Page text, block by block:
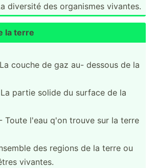
diversité des organismes vivantes.
la terre
couche de gaz au- dessous de la
partie solide du surface de la
- Toute l'eau q'on trouve sur la terre
des regions de la terre ou
vivantes.